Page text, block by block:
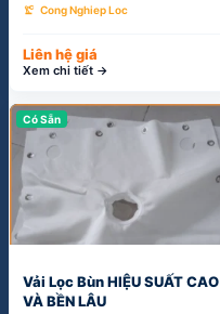
precision_manufacturing Cong Nghiep Loc
Liên hệ giá
Xem chi tiết →
Có Sẵn
Vải Lọc Bùn HIỆU SUẤT CAO
VÀ BỀN LÂU